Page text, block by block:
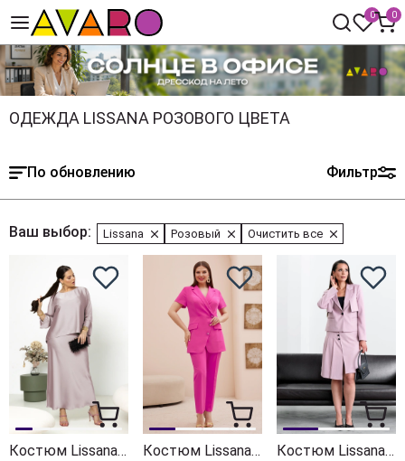
0 0
ОДЕЖДА LISSANA РОЗОВОГО ЦВЕТА
По обновлению Фильтр
Ваш выбор: Lissana Розовый Очистить все
Костюм Lissana 5056 Костюм Lissana 5055 Костюм Lissana 4948 розовый